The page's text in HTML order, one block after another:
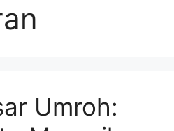
Umroh: